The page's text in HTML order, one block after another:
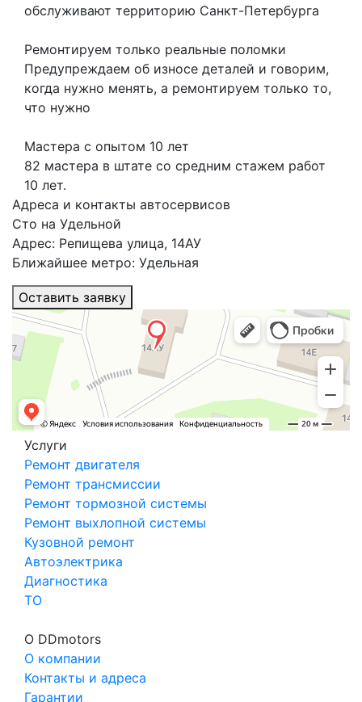
обслуживают территорию Санкт-Петербурга
Ремонтируем только реальные поломки
Предупреждаем об износе деталей и говорим,
когда нужно менять, а ремонтируем только то,
что нужно
Мастера с опытом 10 лет
82 мастера в штате со средним стажем работ
10 лет.
Адреса и контакты автосервисов
Сто на Удельной
Адрес: Репищева улица, 14АУ
Ближайшее метро: Удельная
Оставить заявку
Услуги
Ремонт двигателя
Ремонт трансмиссии
Ремонт тормозной системы
Ремонт выхлопной системы
Кузовной ремонт
Автоэлектрика
Диагностика
ТО
О DDmotors
О компании
Контакты и адреса
Гарантии